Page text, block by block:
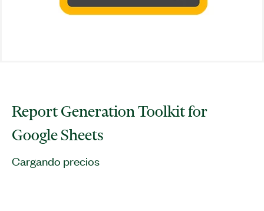
Report Generation Toolkit for
Google Sheets
Cargando precios